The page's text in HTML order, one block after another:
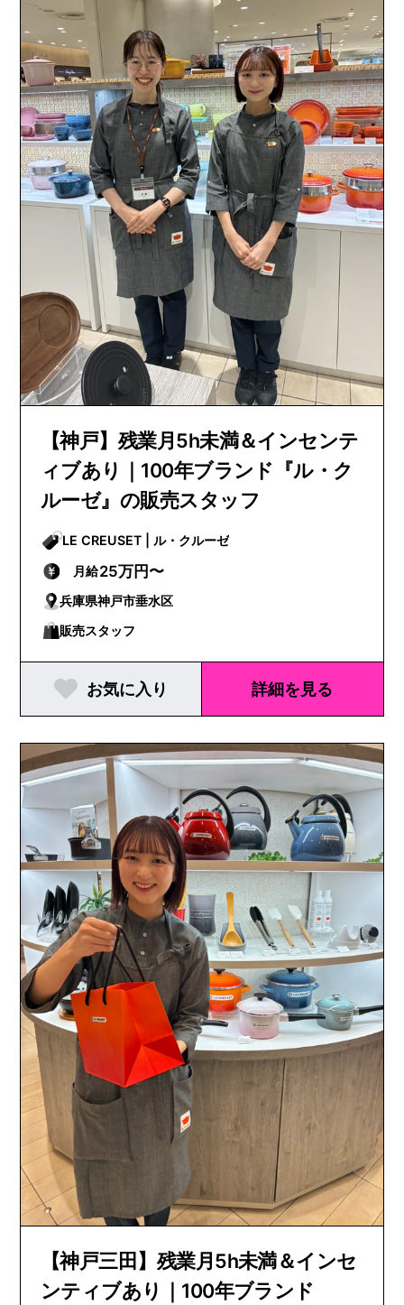
【神戸】残業月5h未満＆インセンテ
ィブあり｜100年ブランド『ル・ク
ルーゼ』の販売スタッフ
LE CREUSET | ル・クルーゼ
月給25万円〜
兵庫県神戸市垂水区
販売スタッフ
お気に入り 詳細を見る
【神戸三田】残業月5h未満＆インセ
ンティブあり｜100年ブランド